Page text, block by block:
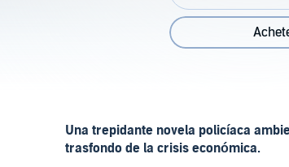
Una trepidante novela policíaca
trasfondo de la crisis económica.